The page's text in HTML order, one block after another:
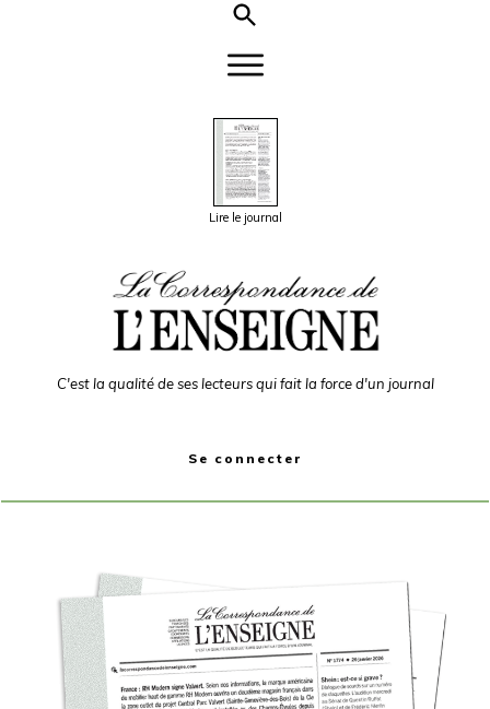
Lire le journal
C'est la qualité de ses lecteurs qui fait la force d'un journal
Se connecter